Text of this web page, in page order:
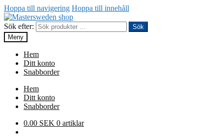
Hoppa till navigering Hoppa till innehåll
Sök efter:
Sök
Meny
Hem
Ditt konto
Snabborder
Hem
Ditt konto
Snabborder
0.00 SEK 0 artiklar